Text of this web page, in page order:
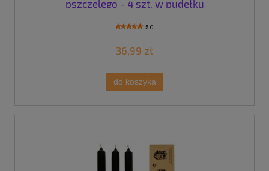
pszczelego - 4 szt. w pudełku
5.0
36,99 zł
do koszyka